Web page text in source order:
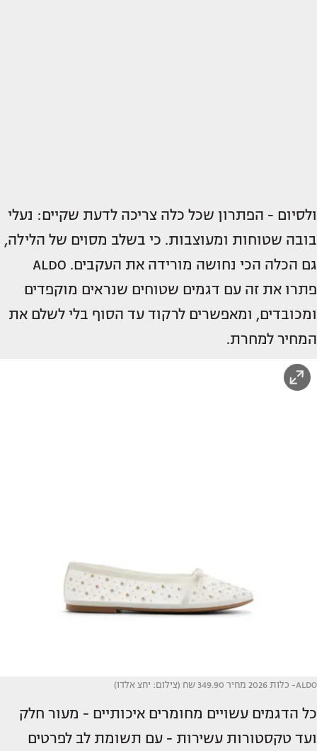
ולסיום - הפתרון שכל כלה צריכה לדעת שקיים: נעלי
בובה שטוחות ומעוצבות. כי בשלב מסוים של הלילה,
גם הכלה הכי נחושה מורידה את העקבים. ALDO
פתרו את זה עם דגמים שטוחים שנראים מוקפדים
ומכובדים, ומאפשרים לרקוד עד הסוף בלי לשלם את
המחיר למחרת.
ALDO- כלות 2026 מחיר 349.90 שח (צילום: יחצ אלדו)
כל הדגמים עשויים מחומרים איכותיים - מעור חלק
ועד טקסטורות עשירות - עם תשומת לב לפרטים